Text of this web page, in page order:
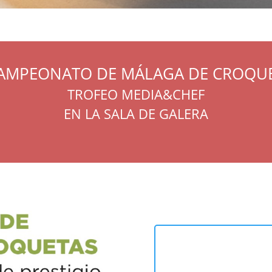
DE MÁLAGA DE
TROFEO MEDIA&CHEF
EN LA SALA DE GALERA